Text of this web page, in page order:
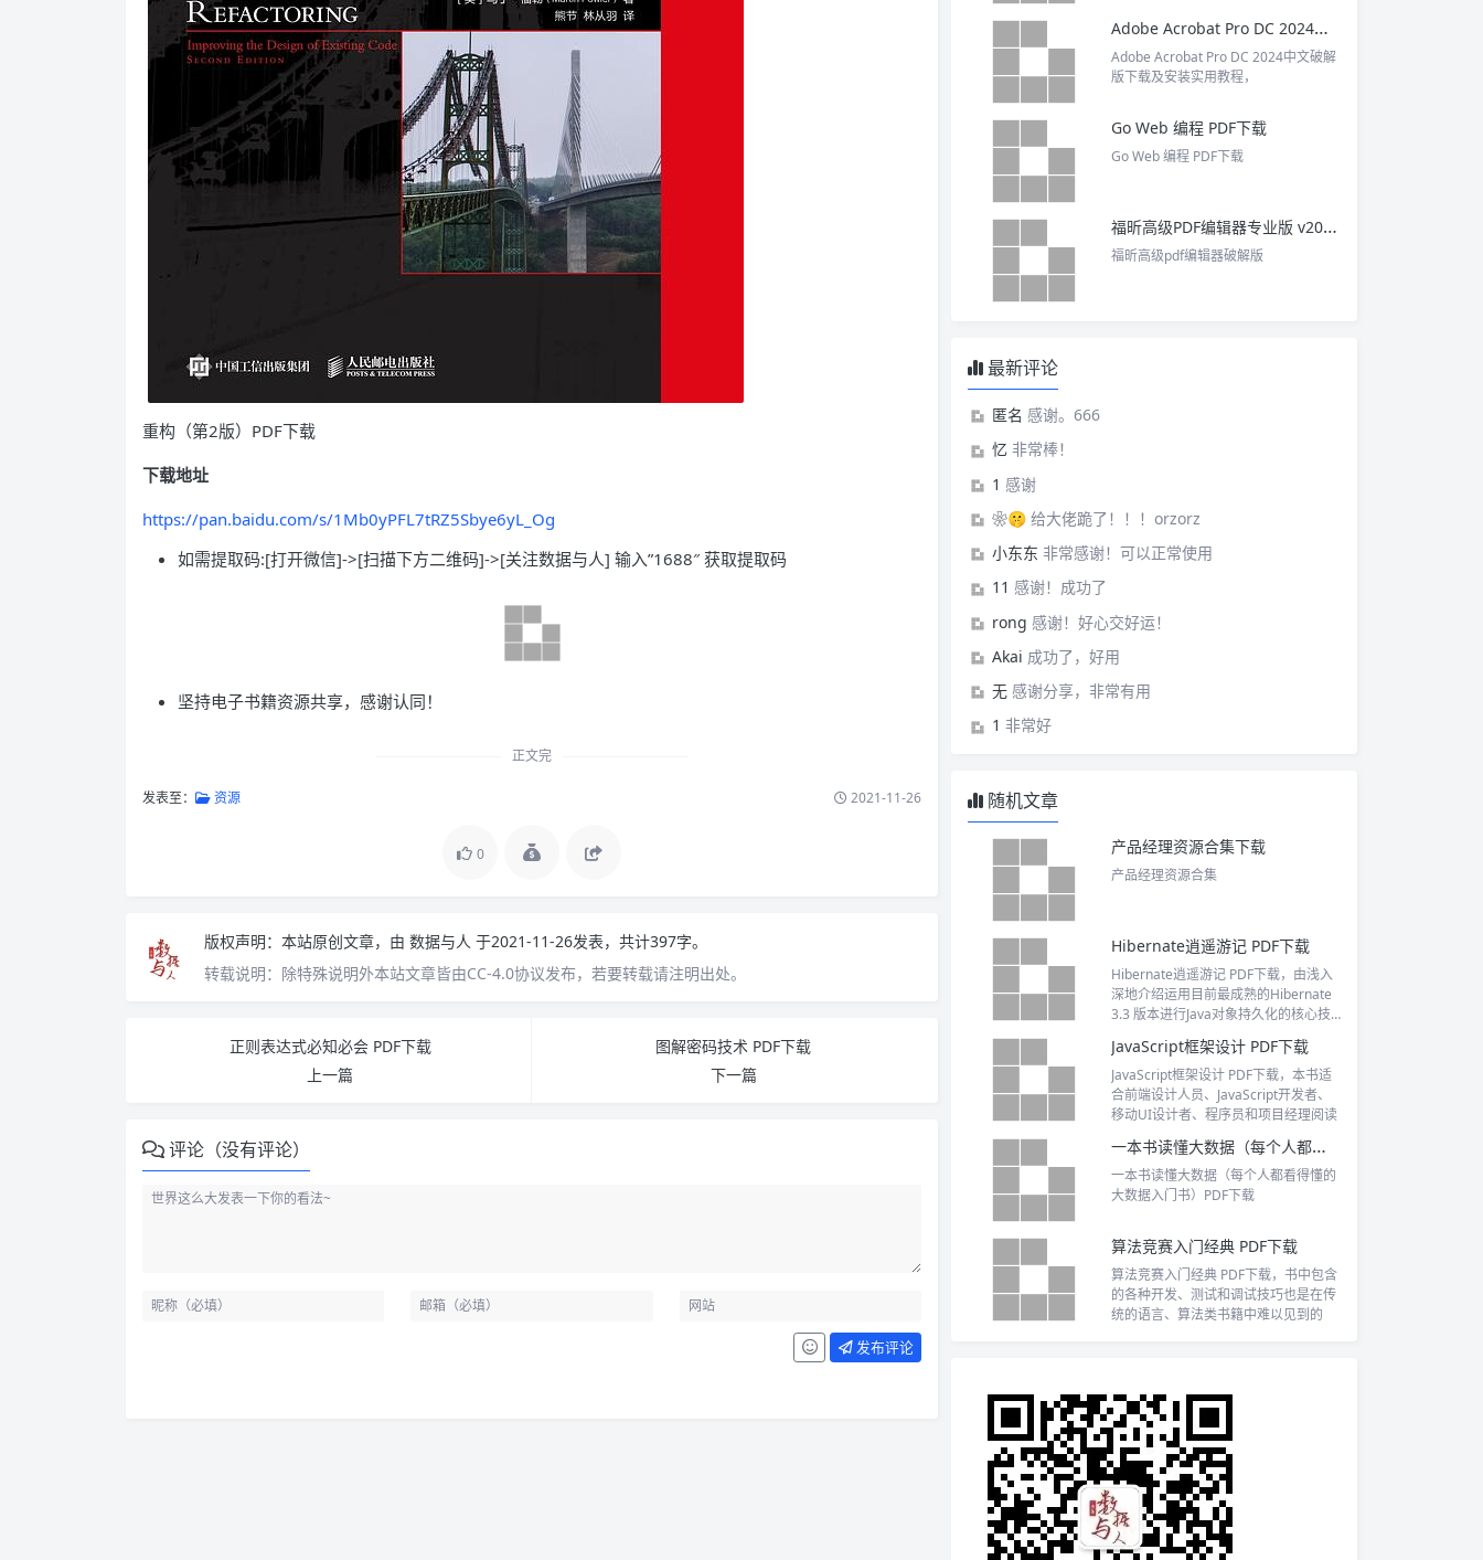
重构（第2版）PDF下载
下载地址
https://pan.baidu.com/s/1Mb0yPFL7tRZ5Sbye6yL_Og
如需提取码:[打开微信]->[扫描下方二维码]->[关注数据与人] 输入”1688″ 获取提取码
坚持电子书籍资源共享，感谢认同！
正文完
发表至： 资源 2021-11-26
0
版权声明： 本站原创文章，由 数据与人 于2021-11-26发表，共计397字。
转载说明： 除特殊说明外本站文章皆由CC-4.0协议发布，若要转载请注明出处。
正则表达式必知必会 PDF下载
上一篇
图解密码技术 PDF下载
下一篇
评论（没有评论）
发布评论
Adobe Acrobat Pro DC 2024中文破解版下载及安装实用教程
Adobe Acrobat Pro DC 2024中文破解
版下载及安装实用教程，
Go Web 编程 PDF下载
Go Web 编程 PDF下载
福昕高级PDF编辑器专业版 v2025 中文激活版
福昕高级pdf编辑器破解版
最新评论
匿名 感谢。666
忆 非常棒！
1 感谢
❀🤫 给大佬跪了！！！orzorz
小东东 非常感谢！可以正常使用
11 感谢！成功了
rong 感谢！好心交好运！
Akai 成功了，好用
无 感谢分享，非常有用
1 非常好
随机文章
产品经理资源合集下载
产品经理资源合集
Hibernate逍遥游记 PDF下载
Hibernate逍遥游记 PDF下载，由浅入
深地介绍运用目前最成熟的Hibernate
3.3 版本进行Java对象持久化的核心技
JavaScript框架设计 PDF下载
JavaScript框架设计 PDF下载，本书适
合前端设计人员、JavaScript开发者、
移动UI设计者、程序员和项目经理阅读
一本书读懂大数据（每个人都看得懂的大数据入门书）PDF下载
一本书读懂大数据（每个人都看得懂的
大数据入门书）PDF下载
算法竞赛入门经典 PDF下载
算法竞赛入门经典 PDF下载，书中包含
的各种开发、测试和调试技巧也是在传
统的语言、算法类书籍中难以见到的